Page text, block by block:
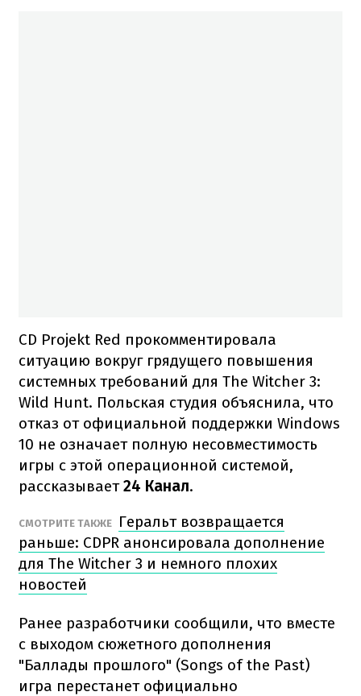
CD Projekt Red прокомментировала
ситуацию вокруг грядущего повышения
системных требований для The Witcher 3:
Wild Hunt. Польская студия объяснила, что
отказ от официальной поддержки Windows
10 не означает полную несовместимость
игры с этой операционной системой,
рассказывает24 Канал.
СМОТРИТЕ ТАКЖЕ
Геральт возвращается
раньше: CDPR анонсировала дополнение
для The Witcher 3 и немного плохих
новостей
Ранее разработчики сообщили, что вместе
с выходом сюжетного дополнения
"Баллады прошлого" (Songs of the Past)
игра перестанет официально